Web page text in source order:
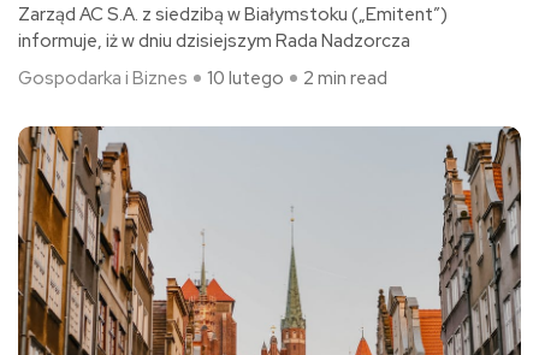
Zarząd AC S.A. z siedzibą w Białymstoku („Emitent”)
informuje, iż w dniu dzisiejszym Rada Nadzorcza
Gospodarka i Biznes
10 lutego 2 min read